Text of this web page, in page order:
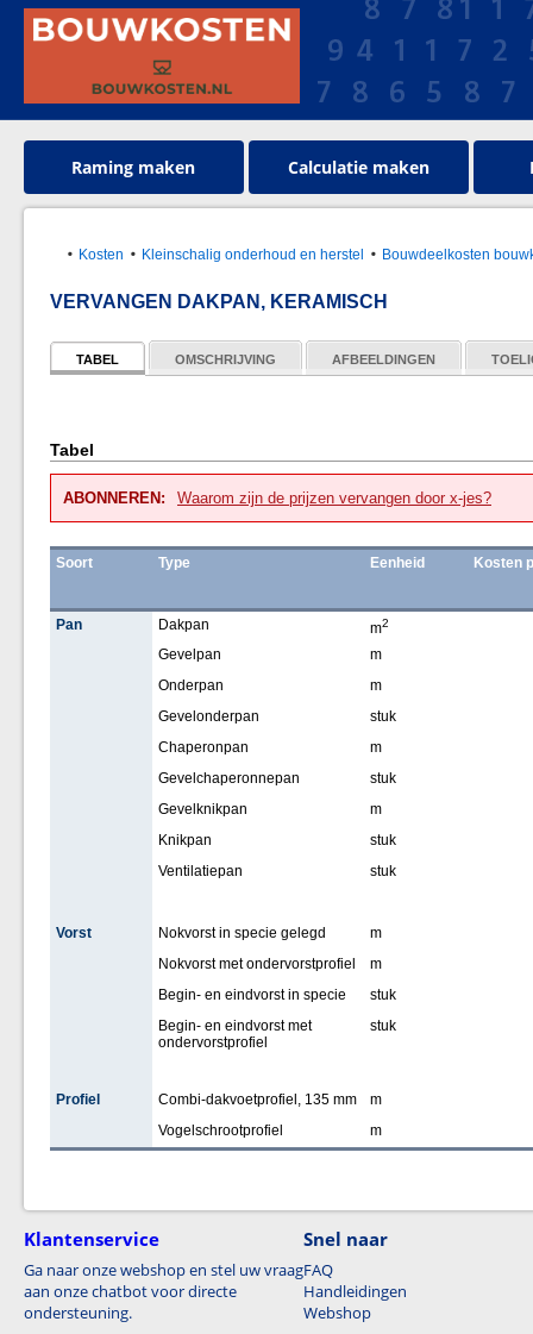
Raming maken Calculatie maken
Kosten Kleinschalig onderhoud en herstel Bouwdeelkosten
VERVANGEN DAKPAN, KERAMISCH
TABEL OMSCHRIJVING AFBEELDINGEN
Tabel
ABONNEREN: Waarom zijn de prijzen vervangen door x-jes?
Soort Type Eenheid Kosten
Pan Dakpan m2
Gevelpan
m
Onderpan
m
Gevelonderpan
stuk
Chaperonpan
m
Gevelchaperonnepan
stuk
Gevelknikpan
m
Knikpan
stuk
Ventilatiepan
stuk
Vorst Nokvorst in specie gelegd
m
Nokvorst met ondervorstprofiel
m
Begin- en eindvorst in specie
stuk
Begin- en eindvorst met
ondervorstprofiel
stuk
Profiel Combi-dakvoetprofiel, 135 mm
m
Vogelschrootprofiel
m
Klantenservice
Ga naar onze webshop en stel uw vraag
aan onze chatbot voor directe
ondersteuning.
Snel naar
FAQ
Handleidingen
Webshop